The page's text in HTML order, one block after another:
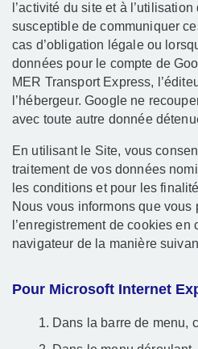
l’activité du site et à
susceptible de communiquer
cas d’obligation légale ou
données pour le compte de
MER Transport Express,
l’hébergeur. Google ne
avec toute autre donnée
En utilisant le Site, vous
traitement de vos données
les conditions et pour les
Nous vous informons que vous
l’enregistrement de cookies en
navigateur de la manière
Pour Microsoft Internet
Dans la barre de menu,